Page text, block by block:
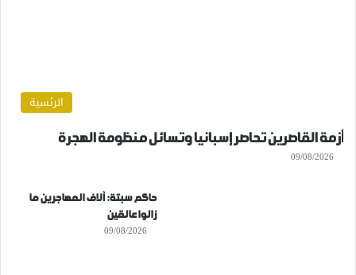
الرئسية
أزمة القاصرين تحاصر إسبانيا وتسائل منظومة الهجرة
09/08/2026
حاكم سبتة: آلاف المهاجرين ما
زالوا عالقين
09/08/2026